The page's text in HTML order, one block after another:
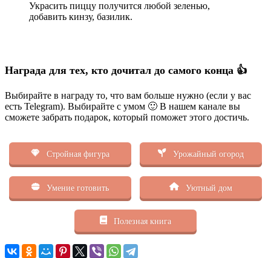
Украсить пиццу получится любой зеленью,
добавить кинзу, базилик.
Награда для тех, кто дочитал до самого конца 👍
Выбирайте в награду то, что вам больше нужно (если у вас
есть Telegram). Выбирайте с умом 🙂 В нашем канале вы
сможете забрать подарок, который поможет этого достичь.
Стройная фигура Урожайный огород
Умение готовить Уютный дом
Полезная книга